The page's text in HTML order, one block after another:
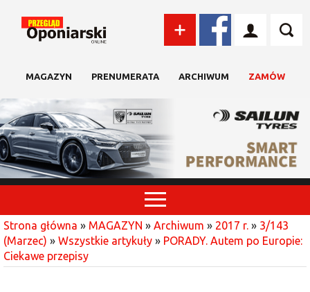
MAGAZYN PRENUMERATA ARCHIWUM ZAMÓW
Strona główna » MAGAZYN » Archiwum » 2017 r. » 3/143
(Marzec) » Wszystkie artykuły » PORADY. Autem po Europie:
Ciekawe przepisy